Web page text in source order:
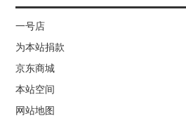
一号店
为本站捐款
京东商城
本站空间
网站地图